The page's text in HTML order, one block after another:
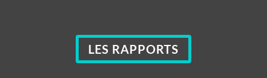
LES RAPPORTS